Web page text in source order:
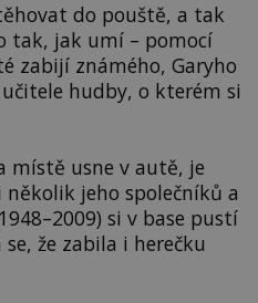
do pouště, a tak
tak, jak umí – pomocí
zabijí známého, Garyho
hudby, o kterém si
místě usne v autě, je
jeho společníků a
si v base pustí
že zabila i herečku